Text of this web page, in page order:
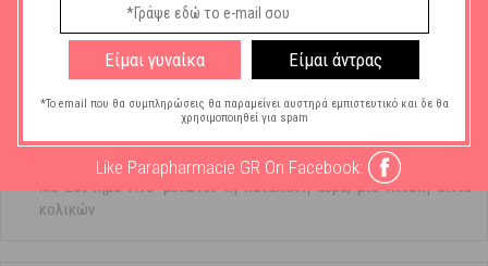
Εσωτερικές κάθετες ραβδώσεις που ενδυναμώνουν τη δομή της
θηλής καθιστώντας την ανθεκτική στο δίπλωμα
ήπια «κυματοειδή» κίνηση της γλώσσας
Φαρδιά βάση με διαφορετική υφή για εύκολο «πιάσιμο» της θηλής
και αποτελεσματικό ρούφηγμα
Με Σύστημα AVS™μειώνει τη κατάποση αέρα, μια πιθανή αιτία
κολικών
Είμαι γυναίκα Είμαι άντρας
*Το email που θα συμπληρώσεις θα παραμείνει αυστηρά εμπιστευτικό και δε θα
χρησιμοποιηθεί για spam
Like Parapharmacie GR On Facebook: